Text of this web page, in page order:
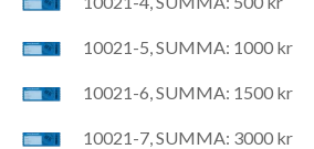
10021-5, SUMMA: 1000 kr
10021-6, SUMMA: 1500 kr
10021-7, SUMMA: 3000 kr